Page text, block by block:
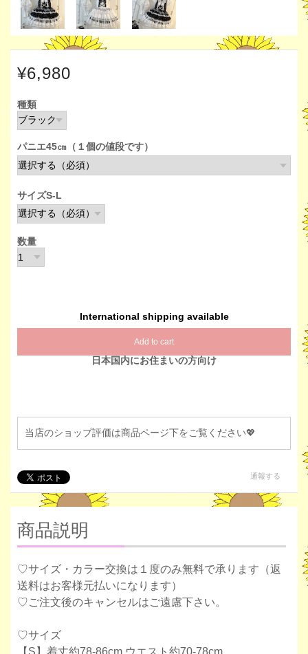
¥6,980
種類
パニエ45㎝（１個の値段です）
サイズS-L
数量
International shipping available
Add to cart
日本国内にお住まいの方向け
当店のショップ評価は商品ページ下をご覧ください💖
通報する
商品説明
♡サイズ・カラー交換は１度のみ無料で承ります（返
送料はお客様元払いになります）
♡ご注文後のキャンセルはご遠慮下さい。
♡サイズ